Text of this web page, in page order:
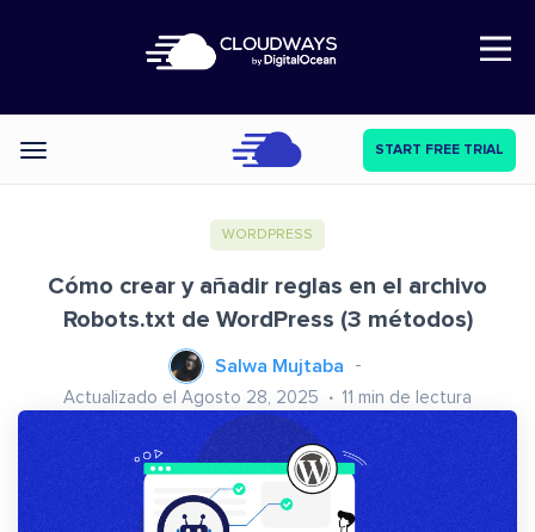
Open Nav
Categories START FREE TRIAL
WORDPRESS
Cómo crear y añadir reglas en el archivo
Robots.txt de WordPress (3 métodos)
Salwa Mujtaba
Actualizado el Agosto 28, 2025 11 min de lectura